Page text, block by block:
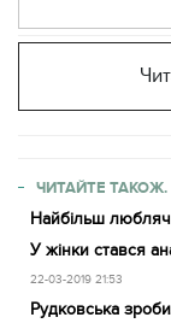
ЧИТАЙТЕ ТАКОЖ.
Найбільш
У жінки стався
22-03-2019 21:53
Рудковська